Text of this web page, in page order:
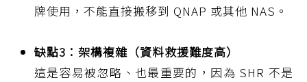
牌使用，不能直接搬移到 QNAP 或其他 NAS。
缺點3：架構複雜（資料救援難度高）
這是容易被忽略、也最重要的，因為 SHR 不是